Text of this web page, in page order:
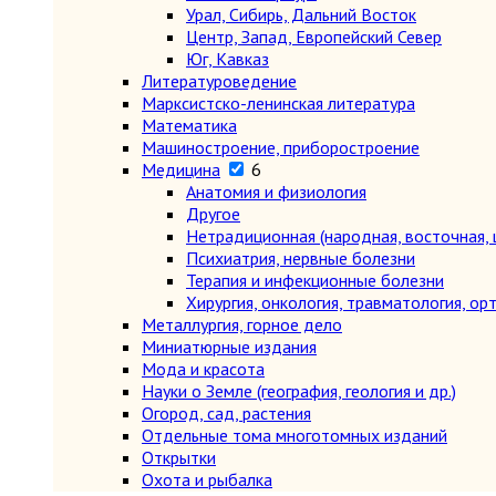
Урал, Сибирь, Дальний Восток
Центр, Запад, Европейский Север
Юг, Кавказ
Литературоведение
Марксистско-ленинская литература
Математика
Машиностроение, приборостроение
Медицина
6
Анатомия и физиология
Другое
Нетрадиционная (народная, восточная,
Психиатрия, нервные болезни
Терапия и инфекционные болезни
Хирургия, онкология, травматология,
Металлургия, горное дело
Миниатюрные издания
Мода и красота
Науки о Земле (география, геология и др.)
Огород, сад, растения
Отдельные тома многотомных изданий
Открытки
Охота и рыбалка